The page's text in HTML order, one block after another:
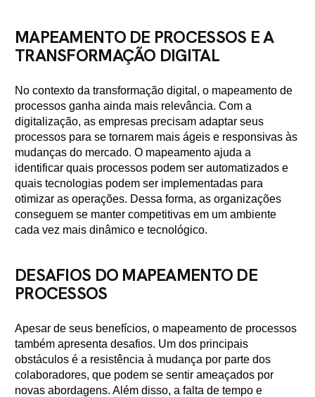
MAPEAMENTO DE PROCESSOS E A
TRANSFORMAÇÃO DIGITAL
No contexto da transformação digital, o mapeamento de
processos ganha ainda mais relevância. Com a
digitalização, as empresas precisam adaptar seus
processos para se tornarem mais ágeis e responsivas às
mudanças do mercado. O mapeamento ajuda a
identificar quais processos podem ser automatizados e
quais tecnologias podem ser implementadas para
otimizar as operações. Dessa forma, as organizações
conseguem se manter competitivas em um ambiente
cada vez mais dinâmico e tecnológico.
DESAFIOS DO MAPEAMENTO DE
PROCESSOS
Apesar de seus benefícios, o mapeamento de processos
também apresenta desafios. Um dos principais
obstáculos é a resistência à mudança por parte dos
colaboradores, que podem se sentir ameaçados por
novas abordagens. Além disso, a falta de tempo e